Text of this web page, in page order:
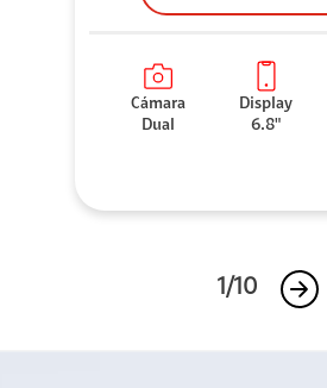
Cámara
Dual
Display
6.8"
1/10